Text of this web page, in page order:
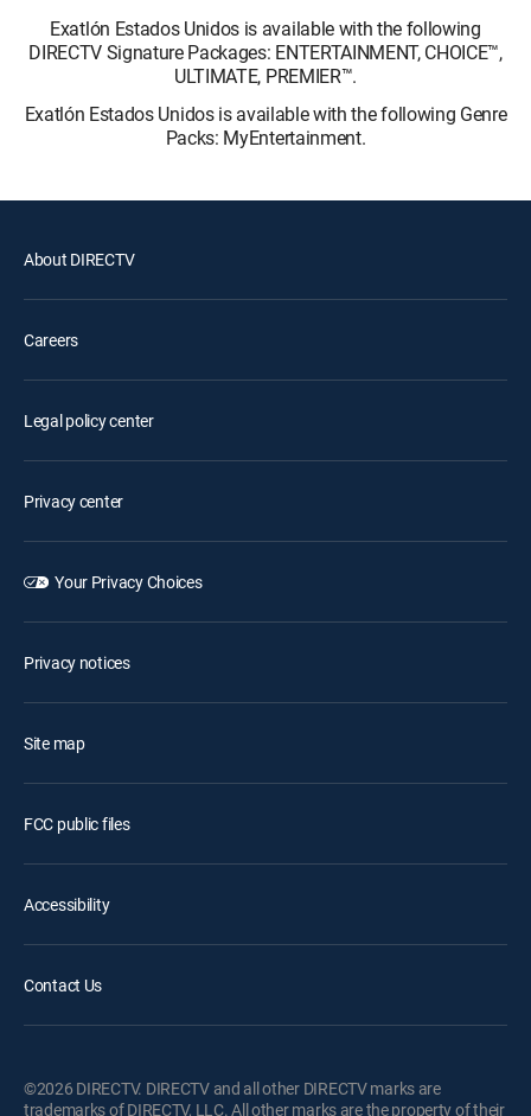
Exatlón Estados Unidos is available with the following
DIRECTV Signature Packages: ENTERTAINMENT, CHOICE™,
ULTIMATE, PREMIER™.
Exatlón Estados Unidos is available with the following Genre
Packs: MyEntertainment.
About DIRECTV
Careers
Legal policy center
Privacy center
Your Privacy Choices
Privacy notices
Site map
FCC public files
Accessibility
Contact Us
©2026 DIRECTV. DIRECTV and all other DIRECTV marks are
trademarks of DIRECTV, LLC. All other marks are the property of their